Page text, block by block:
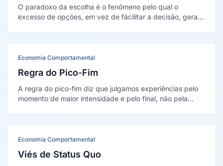
O paradoxo da escolha é o fenômeno pelo qual o
excesso de opções, em vez de fácilitar a decisão, gera
estratégias de oferta.
Economia Comportamental
Regra do Pico-Fim
A regra do pico-fim diz que julgamos experiências pelo
momento de maior intensidade e pelo final, não pela
Economia Comportamental
Viés de Status Quo